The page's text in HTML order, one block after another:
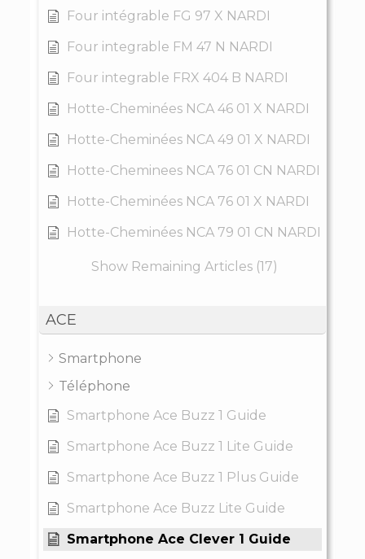
Four intégrable FG 97 X NARDI
Four integrable FM 47 N NARDI
Four integrable FRX 404 B NARDI
Hotte-Cheminées NCA 46 01 X NARDI
Hotte-Cheminées NCA 49 01 X NARDI
Hotte-Cheminees NCA 76 01 CN NARDI
Hotte-Cheminées NCA 76 01 X NARDI
Hotte-Cheminées NCA 79 01 CN NARDI
Show Remaining Articles (17)
ACE
Smartphone
Téléphone
Smartphone Ace Buzz 1 Guide
Smartphone Ace Buzz 1 Lite Guide
Smartphone Ace Buzz 1 Plus Guide
Smartphone Ace Buzz Lite Guide
Smartphone Ace Clever 1 Guide